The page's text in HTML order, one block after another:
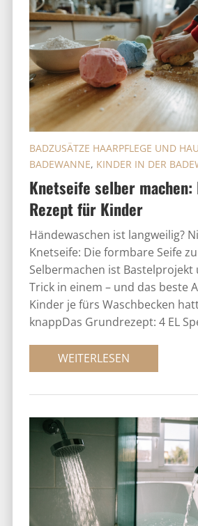
Knetseife selber machen:
Rezept für Kinder
BADZUSÄTZE HAARPFLEGE UND
BADEWANNE, KINDER IN DER
Händewaschen ist langweilig?
Knetseife: Die formbare Seife
Selbermachen ist Bastelprojekt
Trick in einem – und das beste
Kinder je fürs Waschbecken
knappDas Grundrezept: 4 EL
WEITERLESEN